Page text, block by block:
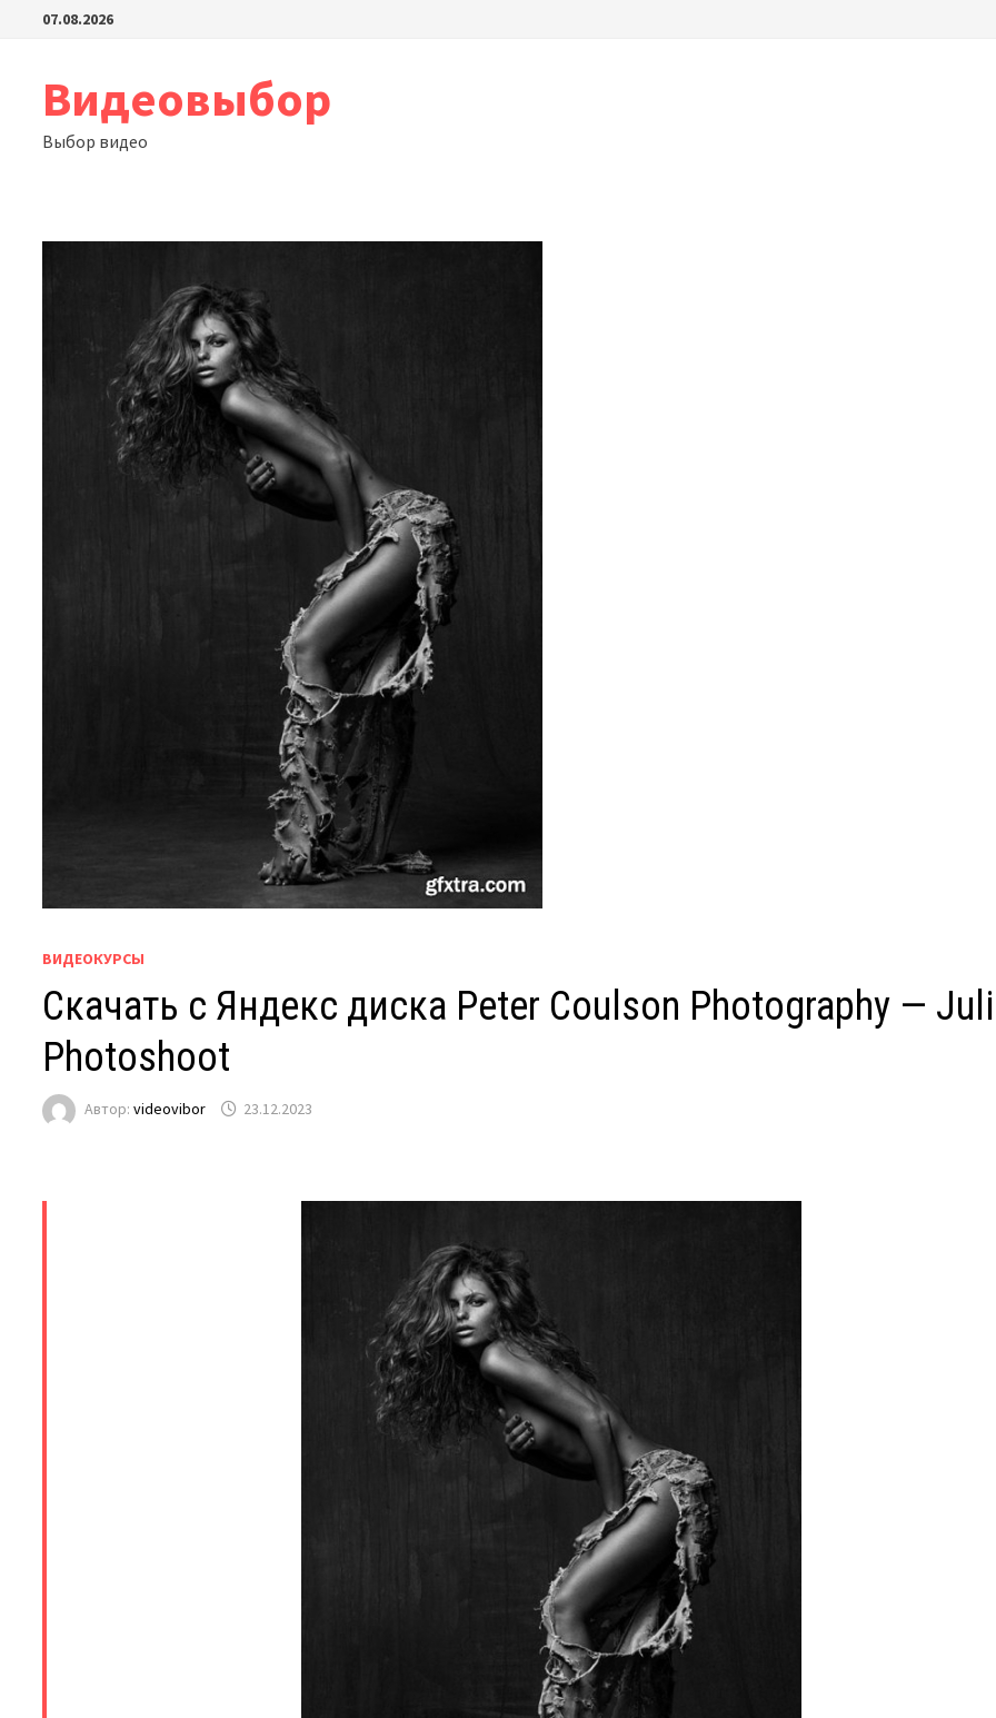
Перейти07.08.2026
Видеовыбор
Выбор видео
ВИДЕОКУРСЫ
Скачать с Яндекс диска Peter Coulson Photography —
Photoshoot
Автор:videovibor 23.12.2023